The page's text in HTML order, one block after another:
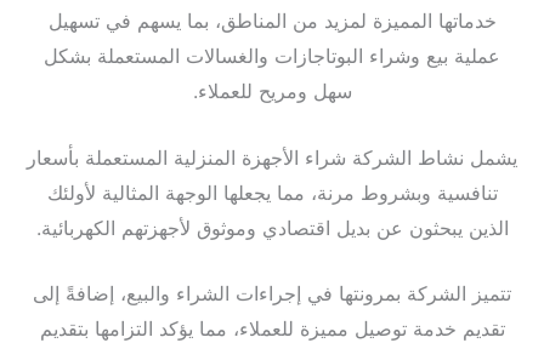
خدماتها المميزة لمزيد من المناطق، بما يسهم في تسهيل
عملية بيع وشراء البوتاجازات والغسالات المستعملة بشكل
سهل ومريح للعملاء.
يشمل نشاط الشركة شراء الأجهزة المنزلية المستعملة بأسعار
تنافسية وبشروط مرنة، مما يجعلها الوجهة المثالية لأولئك
الذين يبحثون عن بديل اقتصادي وموثوق لأجهزتهم الكهربائية.
تتميز الشركة بمرونتها في إجراءات الشراء والبيع، إضافةً إلى
تقديم خدمة توصيل مميزة للعملاء، مما يؤكد التزامها بتقديم